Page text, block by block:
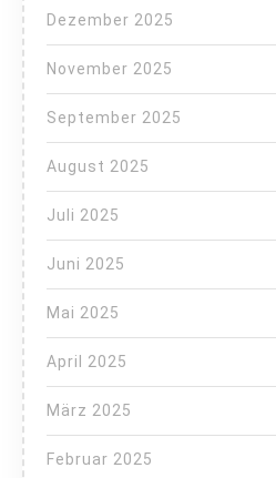
Dezember 2025
November 2025
September 2025
August 2025
Juli 2025
Juni 2025
Mai 2025
April 2025
März 2025
Februar 2025